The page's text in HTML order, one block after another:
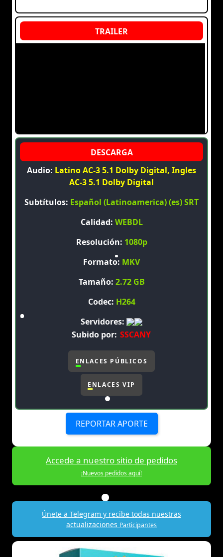
Audio: Latino AC-3 5.1 Dolby Digital, Ingles
AC-3 5.1 Dolby Digital
Subtítulos: Español (Latinoamerica) (es) SRT
Calidad: WEBDL
Resolución: 1080p
Formato: MKV
Tamaño: 2.72 GB
Codec: H264
Servidores:
Subido por: SSCANY
ENLACES PÚBLICOS
ENLACES VIP
REPORTAR APORTE
Accede a nuestro sitio de pedidos
¡Nuevos pedidos aquí!
Únete a Telegram y recibe todas nuestras
actualizaciones Participantes